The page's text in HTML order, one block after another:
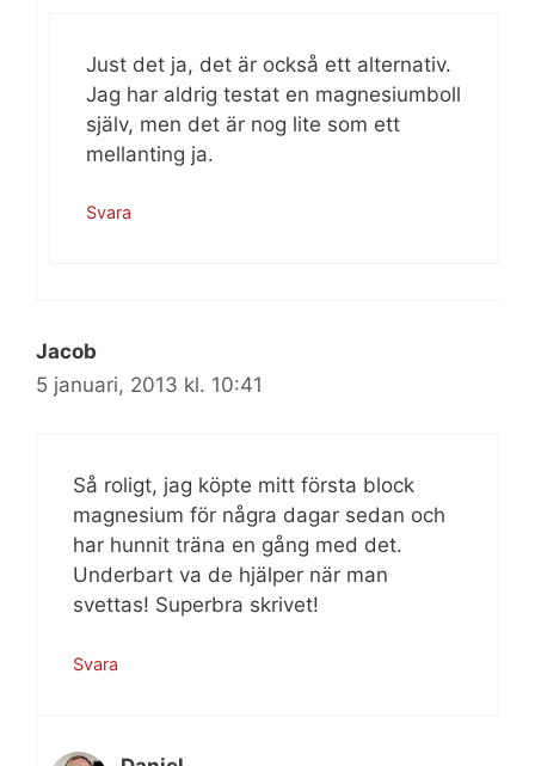
Just det ja, det är också ett alternativ.
Jag har aldrig testat en magnesiumboll
själv, men det är nog lite som ett
mellanting ja.
Svara
Jacob
5 januari, 2013 kl. 10:41
Så roligt, jag köpte mitt första block
magnesium för några dagar sedan och
har hunnit träna en gång med det.
Underbart va de hjälper när man
svettas! Superbra skrivet!
Svara